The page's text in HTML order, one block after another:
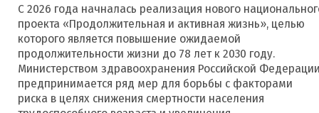
С 2026 года начналась реализация нового
проекта «Продолжительная и активная жизнь», целью
которого является повышение ожидаемой
продолжительности жизни до 78 лет к 2030 году.
Министерством здравоохранения Российской
предпринимается ряд мер для борьбы с факторами
риска в целях снижения смертности населения